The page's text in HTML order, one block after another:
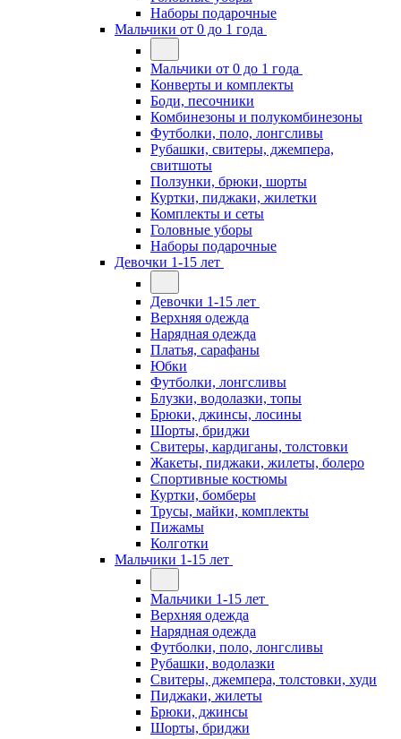
Наборы подарочные
Мальчики от 0 до 1 года
Мальчики от 0 до 1 года
Конверты и комплекты
Боди, песочники
Комбинезоны и полукомбинезоны
Футболки, поло, лонгсливы
Рубашки, свитеры, джемпера,
свитшоты
Ползунки, брюки, шорты
Куртки, пиджаки, жилетки
Комплекты и сеты
Головные уборы
Наборы подарочные
Девочки 1-15 лет
Девочки 1-15 лет
Верхняя одежда
Нарядная одежда
Платья, сарафаны
Юбки
Футболки, лонгсливы
Блузки, водолазки, топы
Брюки, джинсы, лосины
Шорты, бриджи
Свитеры, кардиганы, толстовки
Жакеты, пиджаки, жилеты, болеро
Спортивные костюмы
Куртки, бомберы
Трусы, майки, комплекты
Пижамы
Колготки
Мальчики 1-15 лет
Мальчики 1-15 лет
Верхняя одежда
Нарядная одежда
Футболки, поло, лонгсливы
Рубашки, водолазки
Свитеры, джемпера, толстовки, худи
Пиджаки, жилеты
Брюки, джинсы
Шорты, бриджи